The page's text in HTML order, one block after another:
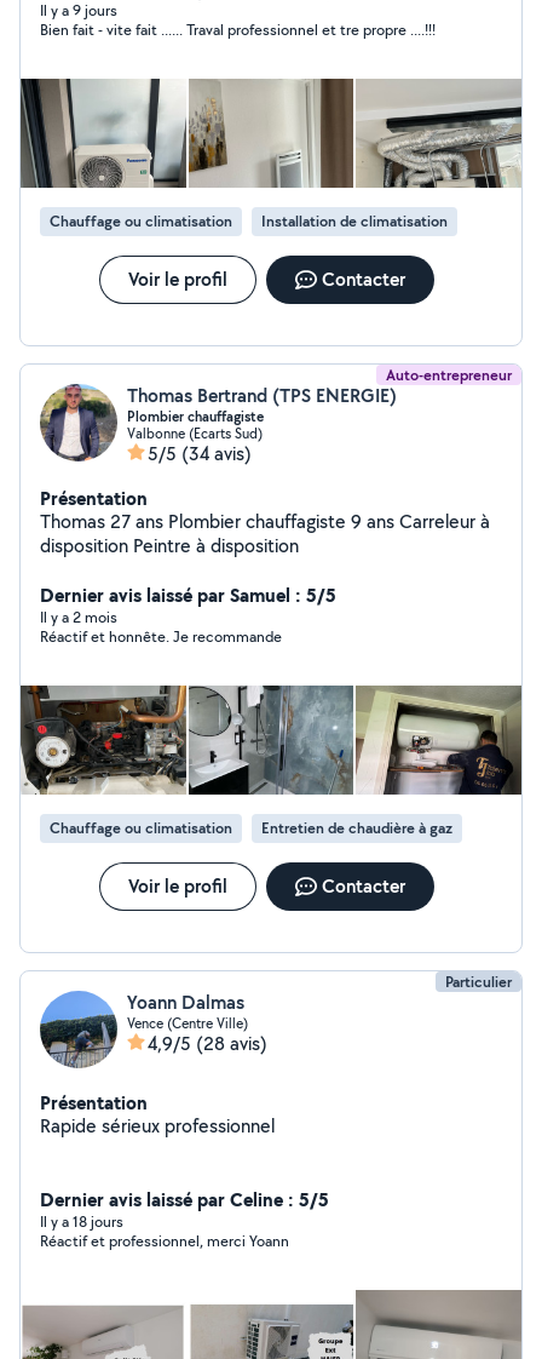
normes, avec du matériel de qualité et des conseils
adaptés à vos besoins. Pose de climatisation (mono-
Recherche de panne et dépannage rapide Recharge de
gaz avec attestation de capacité (agrément fluides)
Petits travaux d'électricité liés aux installations Devis
gratuit et conseils personnalisés Titulaire des
certifications obligatoires et d'une assurance décennale,
je m'engage à fournir un travail fiable, propre et durable.
Intervention rapide Disponible et réactif Satisfaction
client prioritaire
Il y a 9 jours
Bien fait - vite fait ...... Traval professionnel et tre propre ....!!!
Chauffage ou climatisation Installation de climatisation
Voir le profil Contacter
Auto-entrepreneur
Thomas Bertrand (TPS ENERGIE)
Plombier chauffagiste
Valbonne (Ecarts Sud)
5/5 (34 avis)
Présentation
Thomas 27 ans Plombier chauffagiste 9 ans Carreleur à
disposition Peintre à disposition
Dernier avis laissé par Samuel : 5/5
Il y a 2 mois
Réactif et honnête. Je recommande
Chauffage ou climatisation Entretien de chaudière à gaz
Voir le profil Contacter
Particulier
Yoann Dalmas
Vence (Centre Ville)
4,9/5 (28 avis)
Présentation
Rapide sérieux professionnel
Dernier avis laissé par Celine : 5/5
Il y a 18 jours
Réactif et professionnel, merci Yoann